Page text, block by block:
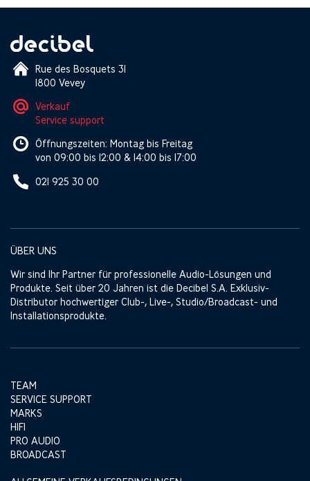
Rue des Bosquets 31
1800 Vevey
Verkauf
Service support
Öffnungszeiten: Montag bis Freitag
von 09:00 bis 12:00 & 14:00 bis 17:00
021 925 30 00
ÜBER UNS
Wir sind Ihr Partner für professionelle Audio-Lösungen und
Produkte. Seit über 20 Jahren ist die Decibel S.A. Exklusiv-
Distributor hochwertiger Club-, Live-, Studio/Broadcast- und
Installationsprodukte.
TEAM
SERVICE SUPPORT
MARKS
HIFI
PRO AUDIO
BROADCAST